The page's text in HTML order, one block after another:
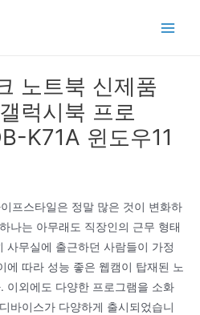
노트북 신제품
럭시북 프로
K71A 윈도우11
프스타일은 정말 많은 것이 변화하
나는 아무래도 직장인의 근무 형태
사무실에 출근하던 사람들이 가정
에 따라 성능 좋은 웹캠이 탑재된 노
이외에도 다양한 프로그램을 소화
바이스가 다양하게 출시되었습니